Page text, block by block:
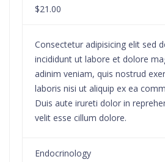
$21.00
Consectetur adipisicing elit sed
incididunt ut labore et dolore
adinim veniam, quis nostrud
laboris nisi ut aliquip ex ea
Duis aute irureti dolor in
velit esse cillum dolore.
Endocrinology